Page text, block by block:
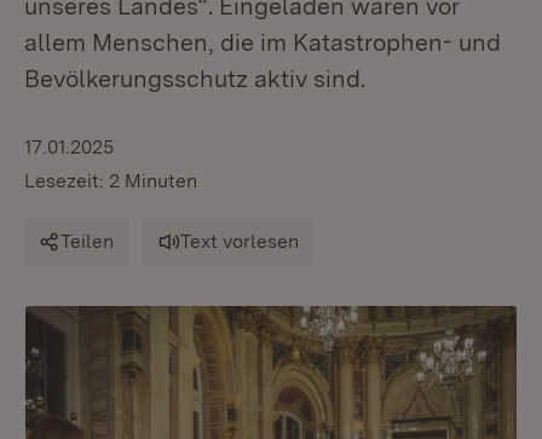
unseres Landes“. Eingeladen waren vor
allem Menschen, die im Katastrophen- und
Bevölkerungsschutz aktiv sind.
17.01.2025
Lesezeit: 2 Minuten
Teilen Text vorlesen